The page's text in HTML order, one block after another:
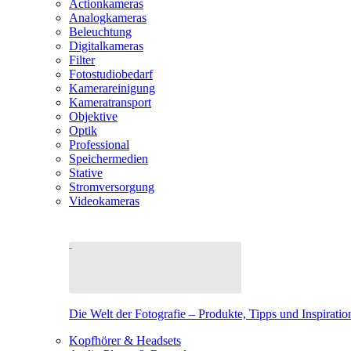
Actionkameras
Analogkameras
Beleuchtung
Digitalkameras
Filter
Fotostudiobedarf
Kamerareinigung
Kameratransport
Objektive
Optik
Professional
Speichermedien
Stative
Stromversorgung
Videokameras
Die Welt der Fotografie – Produkte, Tipps und
Kopfhörer & Headsets